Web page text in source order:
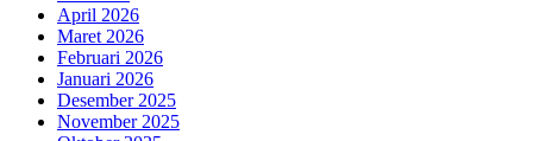
April 2026
Maret 2026
Februari 2026
Januari 2026
Desember 2025
November 2025